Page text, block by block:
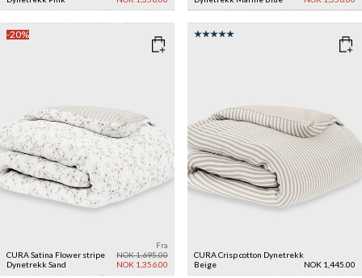
-20%
CURA Satina Flower stripe
Dynetrekk Sand
Fra
NOK 1,695.00
NOK 1,356.00
CURA Crisp cotton Dynetrekk
Beige
NOK 1,445.00